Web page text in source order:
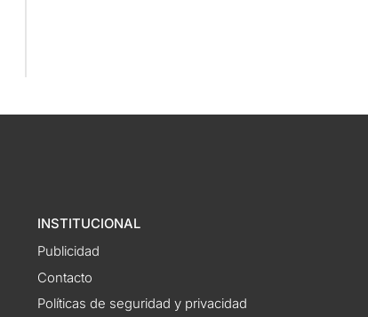
INSTITUCIONAL
Publicidad
Contacto
Políticas de seguridad y privacidad